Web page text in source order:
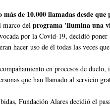
de 10.000 llamadas desde
marco del programa 'Ilumina una
por la Covid-19, decidió poner
hacer uso de él todas las veces
en procesos de
que han llamado al servicio
Fundación Alares decidió el